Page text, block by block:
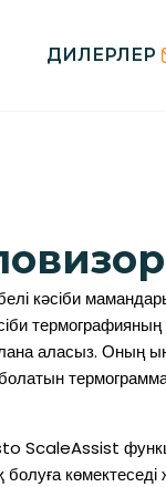
ДИЛЕРЛЕР
кәсіби
аласыз. Оның
ScaleAssist
болуға